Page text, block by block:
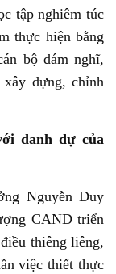
tập nghiêm túc
thực hiện bằng
bộ dám nghĩ,
dựng, chỉnh
danh dự của
Nguyễn Duy
CAND triển
thiêng liêng,
việc thiết thực